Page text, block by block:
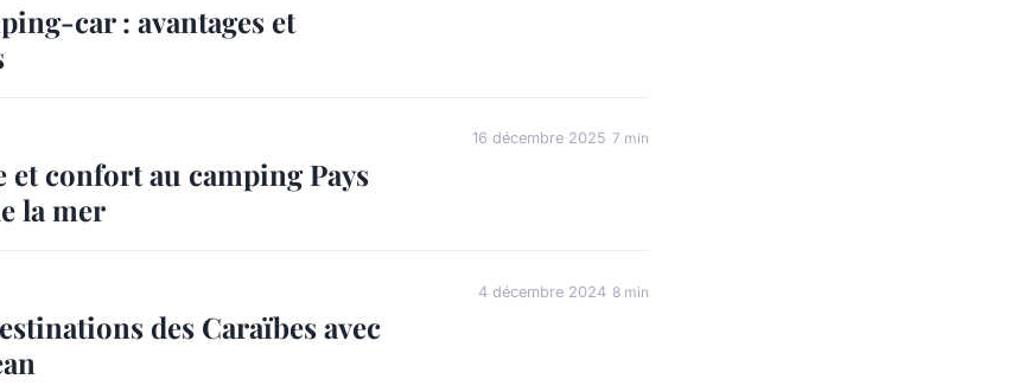
car : avantages et
et confort au camping Pays
la mer
16 décembre 2025 7 min
des Caraïbes avec
4 décembre 2024 8 min